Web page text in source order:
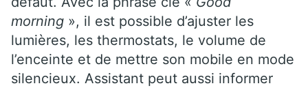
morning », il est possible d’ajuster les
lumières, les thermostats, le volume de
l’enceinte et de mettre son mobile en mode
silencieux. Assistant peut aussi informer